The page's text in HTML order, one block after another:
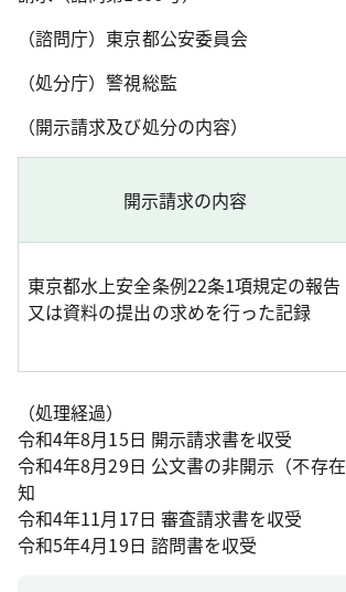
（諮問庁）東京都公安委員会
（処分庁）警視総監
（開示請求及び処分の内容）
開示請求の内容
東京都水上安全条例22条1項規定の報告
又は資料の提出の求めを行った記録
（処理経過）
令和4年8月15日 開示請求書を収受
令和4年8月29日 公文書の非開示（不存
知
令和4年11月17日 審査請求書を収受
令和5年4月19日 諮問書を収受